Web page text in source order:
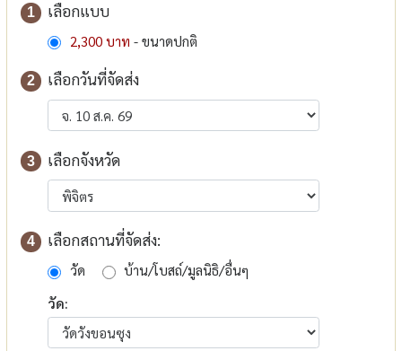
1 เลือกแบบ
2,300 บาท - ขนาดปกติ
2 เลือกวันที่จัดส่ง
3 เลือกจังหวัด
4 เลือกสถานที่จัดส่ง:
วัด
บ้าน/โบสถ์/มูลนิธิ/อื่นๆ
วัด: